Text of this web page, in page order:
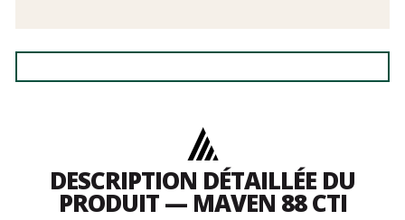
DESCRIPTION DÉTAILLÉE DU
PRODUIT — MAVEN 88 CTI